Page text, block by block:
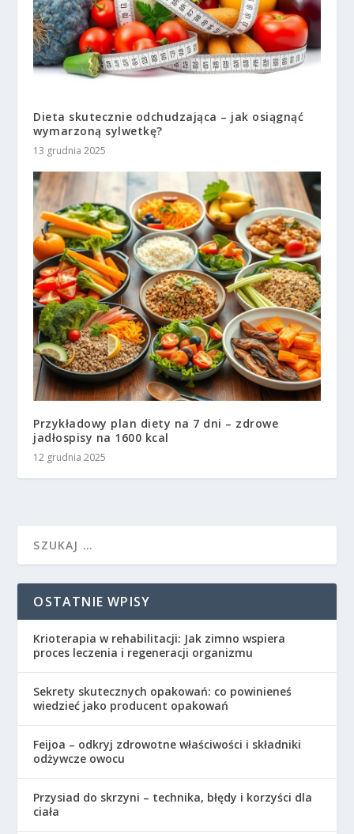
Dieta skutecznie odchudzająca – jak osiągnąć
wymarzoną sylwetkę?
13 grudnia 2025
Przykładowy plan diety na 7 dni – zdrowe
jadłospisy na 1600 kcal
12 grudnia 2025
OSTATNIE WPISY
Krioterapia w rehabilitacji: Jak zimno wspiera
proces leczenia i regeneracji organizmu
Sekrety skutecznych opakowań: co powinieneś
wiedzieć jako producent opakowań
Feijoa – odkryj zdrowotne właściwości i składniki
odżywcze owocu
Przysiad do skrzyni – technika, błędy i korzyści dla
ciała